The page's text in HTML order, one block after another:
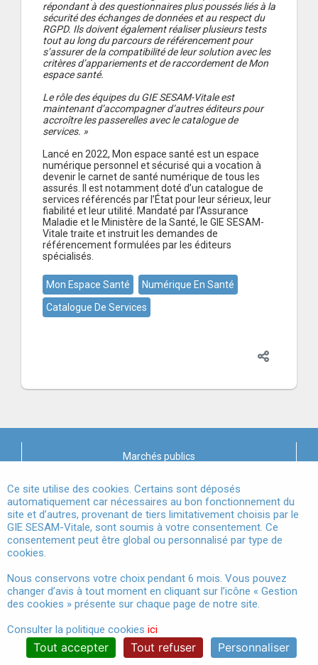
répondant à des questionnaires plus poussés liés à la
sécurité des échanges de données et au respect du
RGPD. Ils doivent également réaliser plusieurs tests
tout au long du parcours de référencement pour
s’assurer de la compatibilité de leur solution avec les
critères d’appariements et de raccordement de Mon
espace santé.
Le rôle des équipes du GIE SESAM-Vitale est
maintenant d’accompagner d’autres éditeurs pour
accroître les passerelles avec le catalogue de
services. »
Lancé en 2022, Mon espace santé est un espace
numérique personnel et sécurisé qui a vocation à
devenir le carnet de santé numérique de tous les
assurés. Il est notamment doté d’un catalogue de
services référencés par l’État pour leur sérieux, leur
fiabilité et leur utilité. Mandaté par l’Assurance
Maladie et le Ministère de la Santé, le GIE SESAM-
Vitale traite et instruit les demandes de
référencement formulées par les éditeurs
spécialisés.
Mon Espace Santé
Numérique En Santé
Catalogue De Services
Marchés publics
Mentions légales
Conditions Générales d'Utilisation
Données à Caractère Personnel
Accessibilité
Gestion des cookies
© 2024 GIE SESAM-Vitale
Ce site utilise des cookies. Certains sont déposés
automatiquement car nécessaires au bon fonctionnement du
site et d’autres, provenant de tiers limitativement choisis par le
GIE SESAM-Vitale, sont soumis à votre consentement. Ce
consentement peut être global ou personnalisé par type de
cookies.
Nous conservons votre choix pendant 6 mois. Vous pouvez
changer d’avis à tout moment en cliquant sur l’icône « Gestion
des cookies » présente sur chaque page de notre site.
Consulter la politique cookies ici
Tout accepter Tout refuser Personnaliser